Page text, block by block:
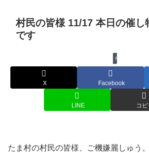
村民の皆様 11/17 本日の催し
です
催し物
X Facebook
LINE コピ
たま村の村民の皆様、ご機嫌麗しゅう。